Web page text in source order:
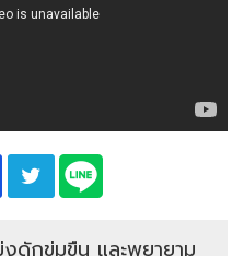
ดักข่มขืน และพยายาม